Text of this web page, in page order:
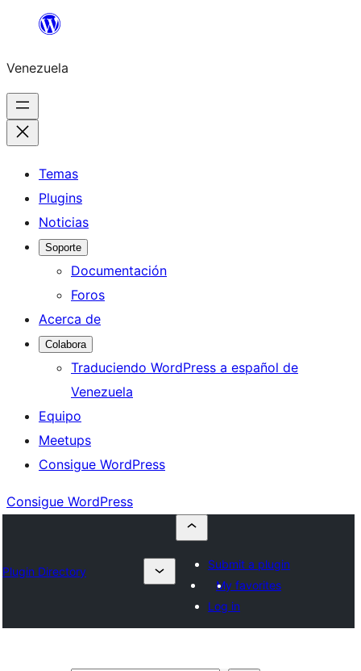
Saltar
contenido
Venezuela
Temas
Plugins
Noticias
Soporte
Documentación
Foros
Acerca de
Colabora
Traduciendo WordPress a español de
Venezuela
Equipo
Meetups
Consigue WordPress
Consigue WordPress
Plugin Directory
Submit a plugin
My favorites
Log in